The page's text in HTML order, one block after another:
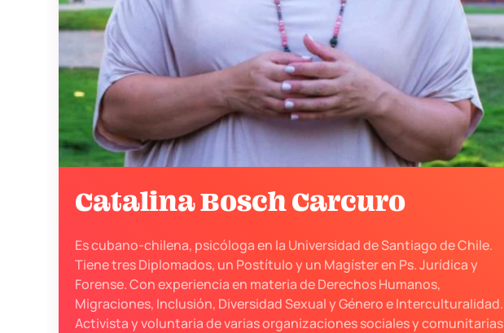
Catalina Bosch Carcuro
Es cubano-chilena, psicóloga en la Universidad de Santiago de Chile.
Tiene tres Diplomados, un Postítulo y un Magíster en Ps. Jurídica y
Forense. Con experiencia en materia de Derechos Humanos,
Migraciones, Inclusión, Diversidad Sexual y Género e Interculturalidad.
Activista y voluntaria de varias organizaciones sociales y comunitarias